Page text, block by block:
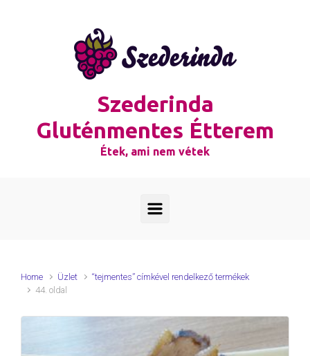
Szederinda
Gluténmentes Étterem
Étek, ami nem vétek
Home Üzlet
“tejmentes” címkével rendelkező termékek
44. oldal